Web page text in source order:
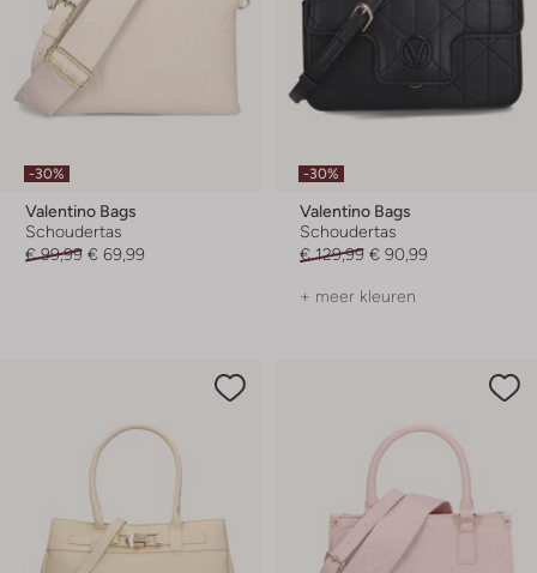
-30%
Valentino Bags
Schoudertas
€ 99,99 € 69,99
-30%
Valentino Bags
Schoudertas
€ 129,99 € 90,99
+ meer kleuren